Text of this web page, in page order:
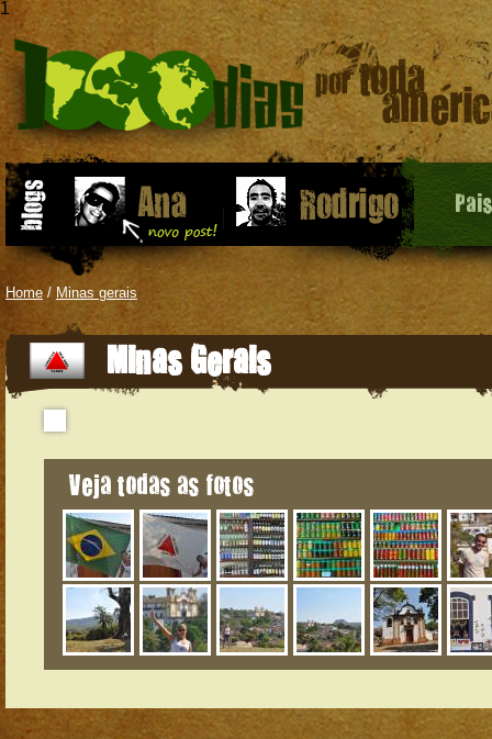
1
Home / Minas gerais
Minas Gerais
Veja todas as fotos